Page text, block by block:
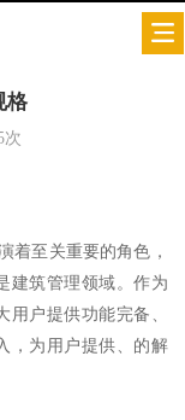
格
次
着至关重要的角色，
建筑管理领域。作为
户提供功能完备、
，为用户提供、的解